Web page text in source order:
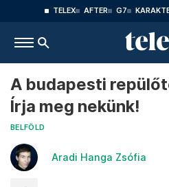
TELEX AFTER G7
A budapesti
Írja meg nekünk!
BELFÖLD
Aradi Hanga Zsófia